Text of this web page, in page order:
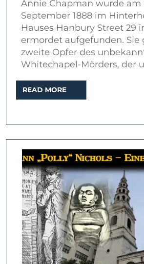
Biografie
Annie Chapman wurde am
September 1888 im
Hauses Hanbury Street 29
ermordet aufgefunden. Sie
zweite Opfer des
Whitechapel-Mörders, der
READ MORE
MORE